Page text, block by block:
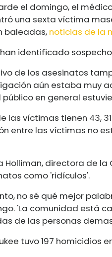
el domingo, el
una sexta víctima
baleadas, noticias de la
han identificado
de los asesinatos
aún estaba muy
público en general
las víctimas tienen 43,
entre las víctimas no
Holliman, directora de la
como 'ridículos'.
no sé qué mejor
'La comunidad está
de las personas
tuvo 197 homicidios